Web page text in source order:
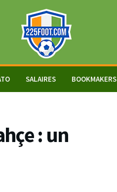
SALAIRES BOOKMAKERS
: un